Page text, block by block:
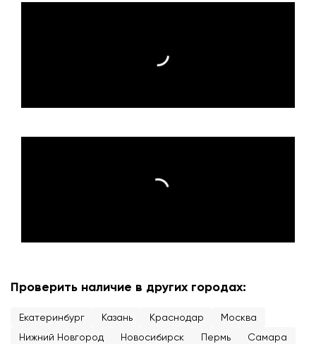
Проверить наличие в других городах:
Екатеринбург Казань Краснодар
Москва
Нижний Новгород
Новосибирск Пермь Самара